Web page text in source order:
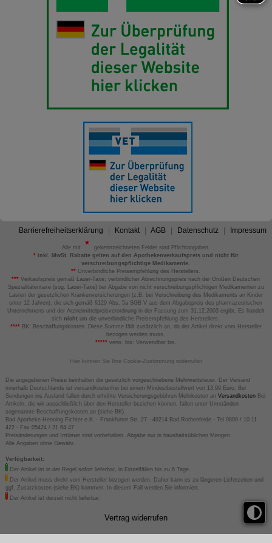
Barrierefreiheitserklärung Kontakt AGB Datenschutz Impressum
Alle mit
gekennzeichneten Felder sind Pflichtangaben.
*inkl. MwSt. Rabatte gelten auf den Apothekenverkaufspreis und nicht für
verschreibungspflichtige Medikamente.
** Unverbindliche Preisempfehlung des Herstellers.
*** Verkaufspreis gemäß Lauer-Taxe; verbindlicher Abrechnungspreis nach der Großen Deutschen
Spezialitätentaxe (sog. Lauer-Taxe) bei Abgabe von nicht verschreibungspflichtigen Medikamenten zu
Lasten der gesetzlichen Krankenversicherungen (z.B. bei Verschreibung des Medikaments an Kinder
unter 12 Jahren), die sich gemäß §129 Abs. 5a SGB V aus dem Abgabepreis des pharmazeutischen
Unternehmens und der Arzneimittelpreisverordnung in der Fassung zum 31.12.2003 ergibt. Es handelt
sich nicht um die unverbindliche Preisempfehlung des Herstellers.
****BK: Beschaffungskosten. Diese Summe fällt zusätzlich an, da der Artikel direkt vom Hersteller
bezogen werden muss.
*****verw. bis: Verwendbar bis.
Hier können Sie Ihre Cookie-Zustimmung widerrufen
Die angegebenen Preise beinhalten die gesetzlich vorgeschriebene Mehrwertsteuer. Der Versand
innerhalb Deutschlands ist versandkostenfrei bei einem Mindestbestellwert von 13,99 Euro. Bei
Sendungen ins Ausland fallen durch erhöhte Versicherungsgebühren Mehrkosten an VersandkostenBei
Artikeln, die wir ausschließlich über den Hersteller beziehen können, fallen unter Umständen
sogenannte Beschaffungskosten an (siehe BK).
Bad Apotheke Henning Fichter e.K. - Frankfurter Str. 27 - 49214 Bad Rothenfelde - Tel 0800 / 10 11
422 - Fax 05424 / 21 64 47
Preisänderungen und Irrtümer sind vorbehalten. Abgabe nur in haushaltsüblichen Mengen.
Alle Angaben ohne Gewähr.
Verfügbarkeit:
Der Artikel ist in der Regel sofort lieferbar, in Einzelfällen bis zu 6 Tage.
Der Artikel muss direkt vom Hersteller bezogen werden. Daher kann es zu längeren Lieferzeiten und
ggf. Zusatzkosten (siehe BK) kommen. In diesem Fall werden Sie informiert.
Der Artikel ist derzeit nicht lieferbar.
Vertrag widerrufen